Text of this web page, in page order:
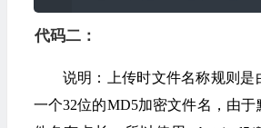
代码二：
说明：上传时文件名称规则是
一个32位的MD5加密文件名，由于